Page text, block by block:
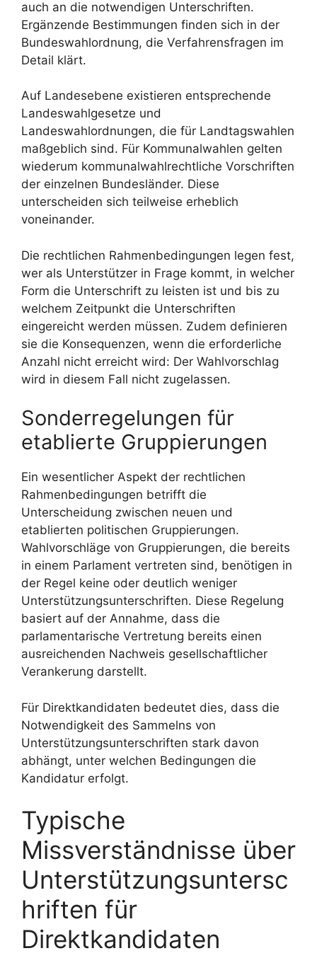
auch an die notwendigen Unterschriften.
Ergänzende Bestimmungen finden sich in der
Bundeswahlordnung, die Verfahrensfragen im
Detail klärt.
Auf Landesebene existieren entsprechende
Landeswahlgesetze und
Landeswahlordnungen, die für Landtagswahlen
maßgeblich sind. Für Kommunalwahlen gelten
wiederum kommunalwahlrechtliche Vorschriften
der einzelnen Bundesländer. Diese
unterscheiden sich teilweise erheblich
voneinander.
Die rechtlichen Rahmenbedingungen legen fest,
wer als Unterstützer in Frage kommt, in welcher
Form die Unterschrift zu leisten ist und bis zu
welchem Zeitpunkt die Unterschriften
eingereicht werden müssen. Zudem definieren
sie die Konsequenzen, wenn die erforderliche
Anzahl nicht erreicht wird: Der Wahlvorschlag
wird in diesem Fall nicht zugelassen.
Sonderregelungen für
etablierte Gruppierungen
Ein wesentlicher Aspekt der rechtlichen
Rahmenbedingungen betrifft die
Unterscheidung zwischen neuen und
etablierten politischen Gruppierungen.
Wahlvorschläge von Gruppierungen, die bereits
in einem Parlament vertreten sind, benötigen in
der Regel keine oder deutlich weniger
Unterstützungsunterschriften. Diese Regelung
basiert auf der Annahme, dass die
parlamentarische Vertretung bereits einen
ausreichenden Nachweis gesellschaftlicher
Verankerung darstellt.
Für Direktkandidaten bedeutet dies, dass die
Notwendigkeit des Sammelns von
Unterstützungsunterschriften stark davon
abhängt, unter welchen Bedingungen die
Kandidatur erfolgt.
Typische
Missverständnisse über
Unterstützungsuntersc
hriften für
Direktkandidaten